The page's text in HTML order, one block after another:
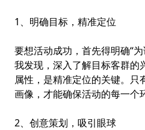
1、明确目标，精准定位
要想活动成功，首先得明确“
我发现，深入了解目标客群的
属性，是精准定位的关键。
画像，才能确保活动的每一个
2、创意策划，吸引眼球